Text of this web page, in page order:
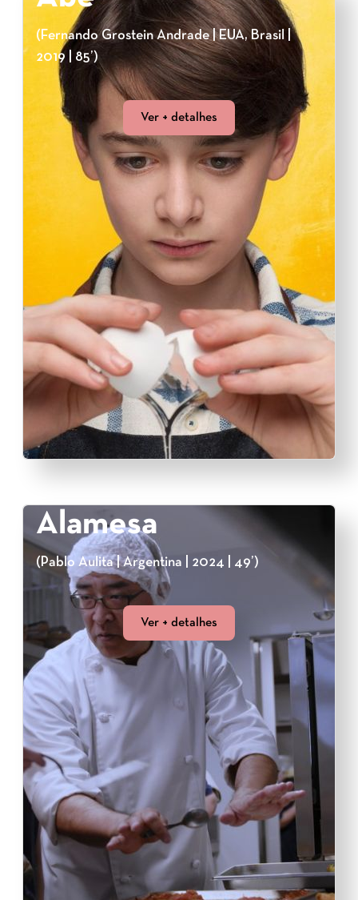
(Fernando Grostein Andrade | EUA, Brasil |
2019 | 85’)
Ver + detalhes
Alamesa
(Pablo Aulita | Argentina | 2024 | 49’)
Ver + detalhes